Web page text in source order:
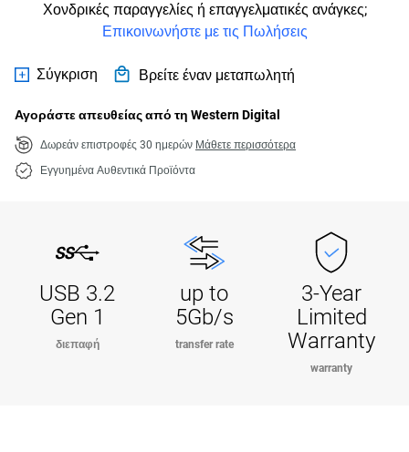
Χονδρικές παραγγελίες ή επαγγελματικές ανάγκες;
Επικοινωνήστε με τις Πωλήσεις
Σύγκριση Βρείτε έναν μεταπωλητή
Αγοράστε απευθείας από τη Western Digital
Δωρεάν επιστροφές 30 ημερών Μάθετε περισσότερα
Εγγυημένα Αυθεντικά Προϊόντα
USB 3.2
Gen 1
διεπαφή
up to
5Gb/s
transfer rate
3-Year
Limited
Warranty
warranty